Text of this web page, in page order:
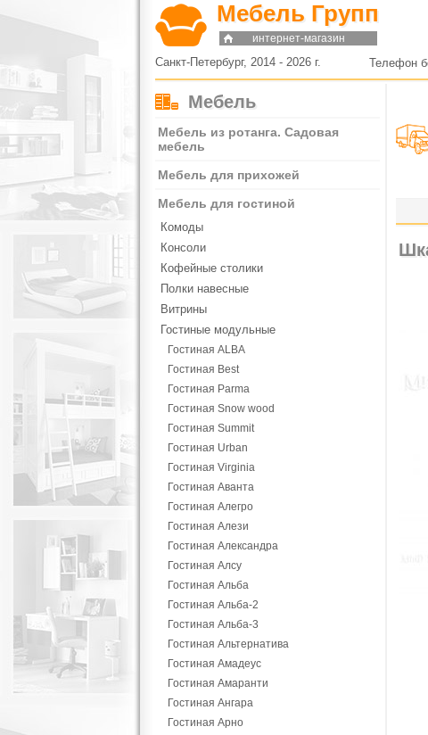
Мебель Групп
интернет-магазин
Санкт-Петербург, 2014 - 2026 г. Телефон
Мебель
Мебель из ротанга. Садовая
мебель
Мебель для прихожей
Мебель для гостиной
Комоды
Консоли
Кофейные столики
Полки навесные
Витрины
Гостиные модульные
Гостиная ALBA
Гостиная Best
Гостиная Parma
Гостиная Snow wood
Гостиная Summit
Гостиная Urban
Гостиная Virginia
Гостиная Аванта
Гостиная Алегро
Гостиная Алези
Гостиная Александра
Гостиная Алсу
Гостиная Альба
Гостиная Альба-2
Гостиная Альба-3
Гостиная Альтернатива
Гостиная Амадеус
Гостиная Амаранти
Гостиная Ангара
Гостиная Арно